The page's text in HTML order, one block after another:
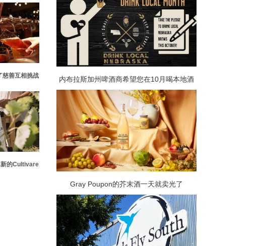
慈善互相挑战
的Cultivare
内布拉斯加州啤酒商希望您在10月喝本地酒
Gray Poupon的芥末酒一天就卖光了